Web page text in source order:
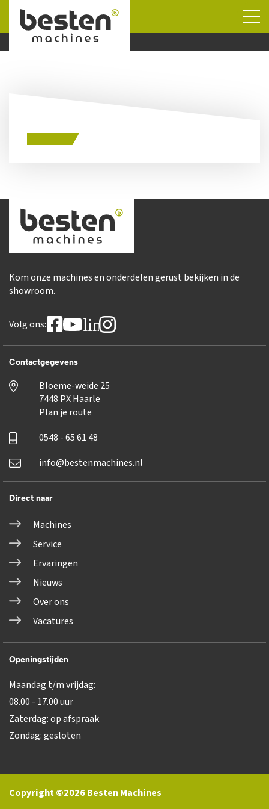
Naar hoofdinhoud
Kom onze machines en onderdelen gerust bekijken in de
showroom.
Volg ons: linkedin
Contactgegevens
Bloeme-weide 25
7448 PX Haarle
Plan je route
0548 - 65 61 48
info@bestenmachines.nl
Direct naar
Machines
Service
Ervaringen
Nieuws
Over ons
Vacatures
Openingstijden
Maandag t/m vrijdag:
08.00 - 17.00 uur
Zaterdag: op afspraak
Zondag: gesloten
Copyright ©2026 Besten Machines